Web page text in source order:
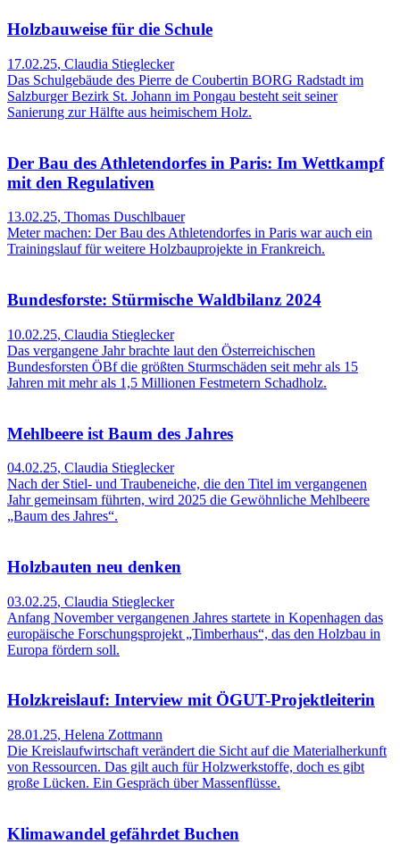
Holzbauweise für die Schule
17.02.25, Claudia Stieglecker
Das Schulgebäude des Pierre de Coubertin BORG Radstadt im
Salzburger Bezirk St. Johann im Pongau besteht seit seiner
Sanierung zur Hälfte aus heimischem Holz.
Der Bau des Athletendorfes in Paris: Im Wettkampf
mit den Regulativen
13.02.25, Thomas Duschlbauer
Meter machen: Der Bau des Athletendorfes in Paris war auch ein
Trainingslauf für weitere Holzbauprojekte in Frankreich.
Bundesforste: Stürmische Waldbilanz 2024
10.02.25, Claudia Stieglecker
Das vergangene Jahr brachte laut den Österreichischen
Bundesforsten ÖBf die größten Sturmschäden seit mehr als 15
Jahren mit mehr als 1,5 Millionen Festmetern Schadholz.
Mehlbeere ist Baum des Jahres
04.02.25, Claudia Stieglecker
Nach der Stiel- und Traubeneiche, die den Titel im vergangenen
Jahr gemeinsam führten, wird 2025 die Gewöhnliche Mehlbeere
„Baum des Jahres“.
Holzbauten neu denken
03.02.25, Claudia Stieglecker
Anfang November vergangenen Jahres startete in Kopenhagen das
europäische Forschungsprojekt „Timberhaus“, das den Holzbau in
Europa fördern soll.
Holzkreislauf: Interview mit ÖGUT-Projektleiterin
28.01.25, Helena Zottmann
Die Kreislaufwirtschaft verändert die Sicht auf die Materialherkunft
von Ressourcen. Das gilt auch für Holzwerkstoffe, doch es gibt
große Lücken. Ein Gespräch über Massenflüsse.
Klimawandel gefährdet Buchen